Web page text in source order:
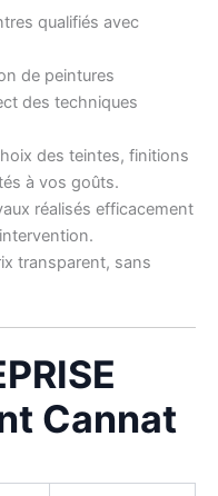
qualifiés avec
de peintures
des techniques
des teintes, finitions
à vos goûts.
réalisés efficacement
transparent, sans
Cannat